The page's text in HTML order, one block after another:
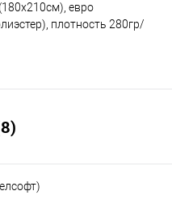
евро
плотность 280гр/